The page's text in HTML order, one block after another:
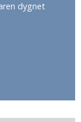
dygnet